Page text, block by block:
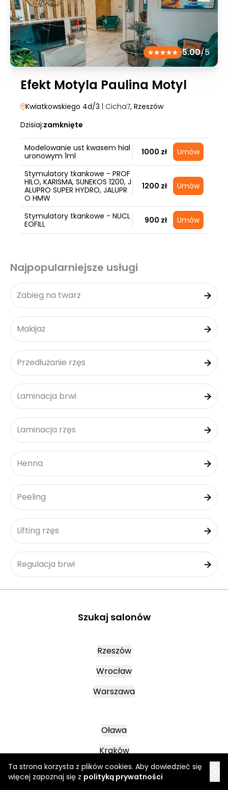
Ta strona korzysta z plików cookies. Aby dowiedzieć się
więcej zapoznaj się z polityką prywatności
5.00/5
Efekt Motyla Paulina Motyl
Kwiatkowskiego 4d/3 | Cicha7, Rzeszów
Dzisiaj:zamknięte
Modelowanie ust kwasem hial
uronowym 1ml
1000 zł Umów
Stymulatory tkankowe - PROF
HILO, KARISMA, SUNEKOS 1200, J
ALUPRO SUPER HYDRO, JALUPR
O HMW
1200 zł Umów
Stymulatory tkankowe - NUCL
EOFILL
900 zł Umów
Najpopularniejsze usługi
Zabieg na twarz
Makijaż
Przedłużanie rzęs
Laminacja brwi
Laminacja rzęs
Henna
Peeling
Lifting rzęs
Regulacja brwi
Szukaj salonów
Rzeszów
Wrocław
Warszawa
Oława
Kraków
Lublin